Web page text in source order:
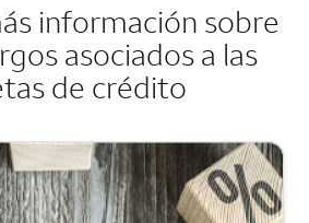
información sobre
asociados a las
de crédito